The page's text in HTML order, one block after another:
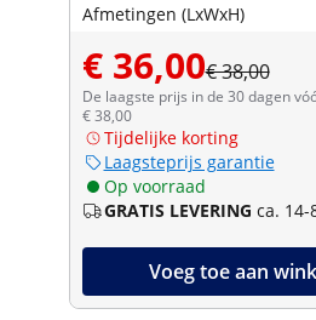
Afmetingen (LxWxH)
€ 36,00€ 38,00
De laagste prijs in de 30 dagen
€ 38,00
Tijdelijke korting
Laagsteprijs garantie
Op voorraad
GRATIS LEVERING ca. 14-
Voeg toe aan